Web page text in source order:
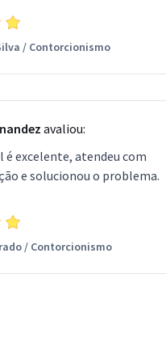
/ Contorcionismo
avaliou:
é excelente, atendeu com
e solucionou o problema.
/ Contorcionismo